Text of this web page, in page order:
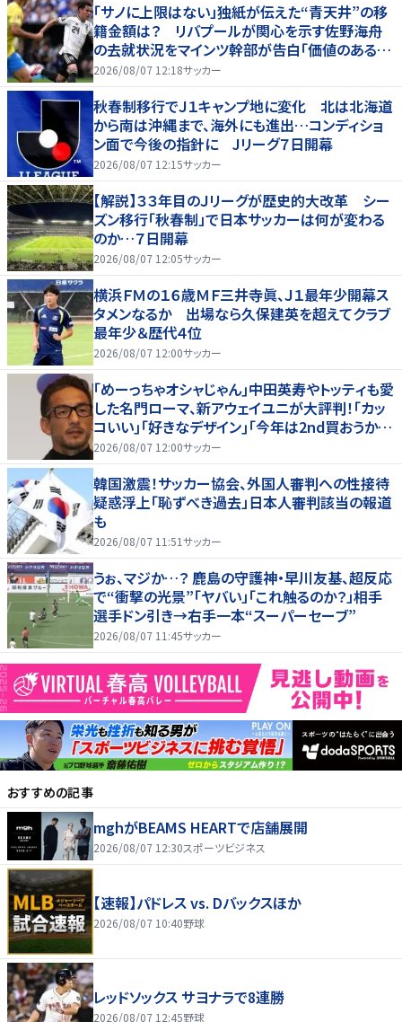
「サノに上限はない」独紙が伝えた“青天井”の移
籍金額は？ リバプールが関心を示す佐野海舟
の去就状況をマインツ幹部が告白「価値のあるも
のになる」
2026/08/07 12:18サッカー
秋春制移行でＪ１キャンプ地に変化 北は北海道
から南は沖縄まで、海外にも進出…コンディショ
ン面で今後の指針に Jリーグ７日開幕
2026/08/07 12:15サッカー
【解説】３３年目のＪリーグが歴史的大改革 シー
ズン移行「秋春制」で日本サッカーは何が変わる
のか…７日開幕
2026/08/07 12:05サッカー
横浜ＦＭの１６歳ＭＦ三井寺眞、Ｊ１最年少開幕ス
タメンなるか 出場なら久保建英を超えてクラブ
最年少＆歴代４位
2026/08/07 12:00サッカー
｢めーっちゃオシャじゃん｣中田英寿やトッティも愛
した名門ローマ、新アウェイユニが大評判！｢カッ
コいい｣｢好きなデザイン｣｢今年は2nd買おうか
な｣
2026/08/07 12:00サッカー
韓国激震！サッカー協会、外国人審判への性接待
疑惑浮上「恥ずべき過去」日本人審判該当の報道
も
2026/08/07 11:51サッカー
うぉ、マジか…？ 鹿島の守護神・早川友基、超反応
で“衝撃の光景”「ヤバい」「これ触るのか？」相手
選手ドン引き→右手一本“スーパーセーブ”
2026/08/07 11:45サッカー
おすすめの記事
mghがBEAMS HEARTで店舗展開
2026/08/07 12:30スポーツビジネス
【速報】パドレス vs. Dバックスほか
2026/08/07 10:40野球
レッドソックス サヨナラで8連勝
2026/08/07 12:45野球